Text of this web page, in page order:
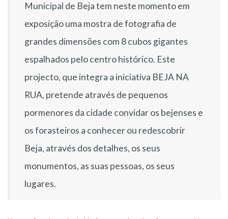
Municipal de Beja tem neste momento em
exposição uma mostra de fotografia de
grandes dimensões com 8 cubos gigantes
espalhados pelo centro histórico. Este
projecto, que integra a iniciativa BEJA NA
RUA, pretende através de pequenos
pormenores da cidade convidar os bejenses e
os forasteiros a conhecer ou redescobrir
Beja, através dos detalhes, os seus
monumentos, as suas pessoas, os seus
lugares.